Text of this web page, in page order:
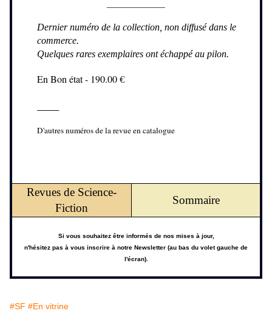
Dernier numéro de la collection, non diffusé dans le
commerce.
Quelques rares exemplaires ont échappé au pilon.
En Bon état - 190.00 €
D'autres numéros de la revue en catalogue
Revues de Science-
Fiction
Sommaire
Si vous souhaitez être informés de nos mises à jour,
n'hésitez pas à vous inscrire à notre Newsletter (au bas du volet gauche de
l'écran).
#SF #En vitrine